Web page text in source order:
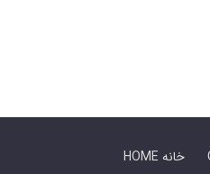
HOME خانه